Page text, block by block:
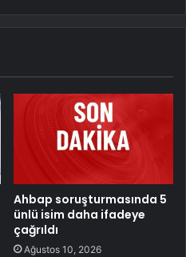
Ahbap soruşturmasında 5
ünlü isim daha ifadeye
çağrıldı
Ağustos 10, 2026